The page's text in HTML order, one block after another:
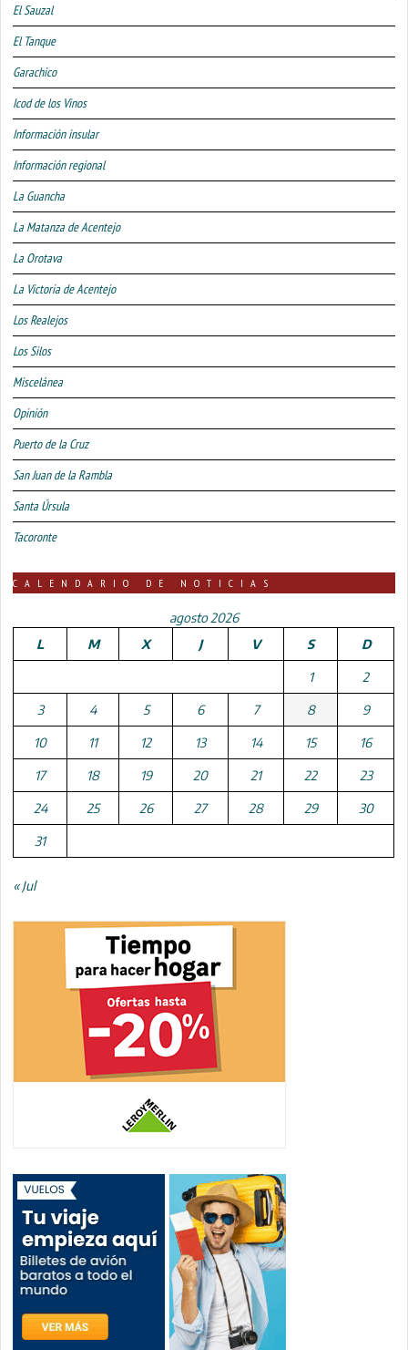
El Sauzal
El Tanque
Garachico
Icod de los Vinos
Información insular
Información regional
La Guancha
La Matanza de Acentejo
La Orotava
La Victoria de Acentejo
Los Realejos
Los Silos
Miscelánea
Opinión
Puerto de la Cruz
San Juan de la Rambla
Santa Úrsula
Tacoronte
CALENDARIO DE NOTICIAS
agosto 2026
L
M X J V S D
1 2
3 4 5 6 7 8 9
10 11 12 13 14 15 16
17 18 19 20 21 22 23
24 25 26 27 28 29 30
31
« Jul